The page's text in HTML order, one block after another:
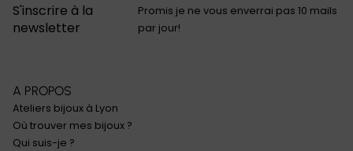
A PROPOS
Ateliers bijoux à Lyon
Où trouver mes bijoux ?
Qui suis-je ?
S'inscrire à la
newsletter
Promis je ne vous enverrai pas 10 mails
par jour!